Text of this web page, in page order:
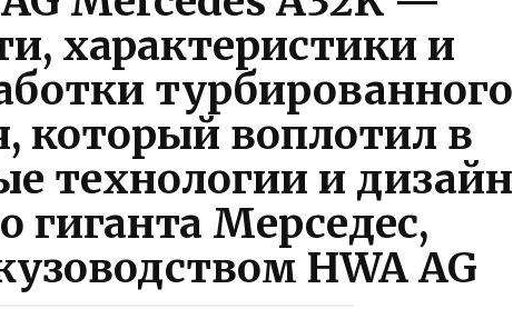
характеристики и
турбированного
который воплотил в
технологии и дизайн
гиганта Мерседес,
HWA AG